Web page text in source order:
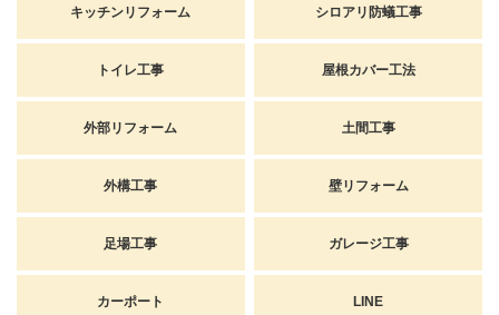
キッチンリフォーム シロアリ防蟻工事
トイレ工事 屋根カバー工法
外部リフォーム 土間工事
外構工事 壁リフォーム
足場工事 ガレージ工事
カーポート LINE